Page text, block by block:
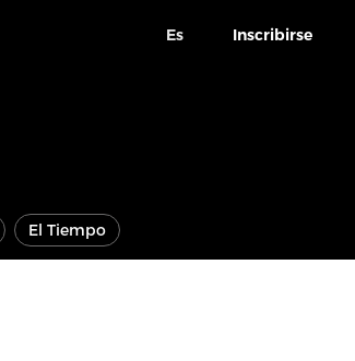
Es Inscribirse
El Tiempo